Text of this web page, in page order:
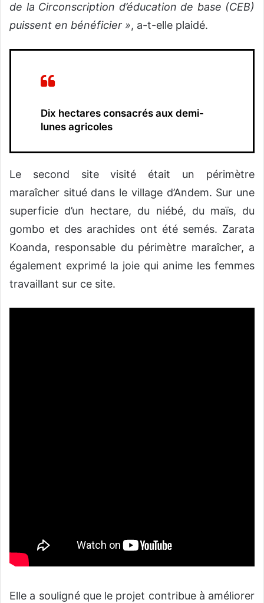
de la Circonscription d’éducation de base (CEB)
puissent en bénéficier », a-t-elle plaidé.
Dix hectares consacrés aux demi-
lunes agricoles
Le second site visité était un périmètre
maraîcher situé dans le village d’Andem. Sur une
superficie d’un hectare, du niébé, du maïs, du
gombo et des arachides ont été semés. Zarata
Koanda, responsable du périmètre maraîcher, a
également exprimé la joie qui anime les femmes
travaillant sur ce site.
Elle a souligné que le projet contribue à améliorer